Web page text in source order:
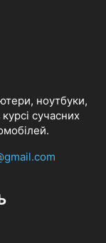
ноутбуки,
сучасних